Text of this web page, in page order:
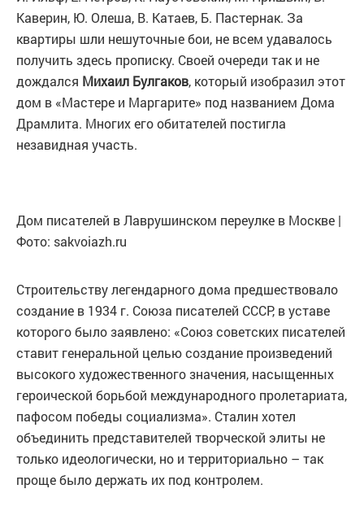
Каверин, Ю. Олеша, В. Катаев, Б. Пастернак. За
квартиры шли нешуточные бои, не всем удавалось
получить здесь прописку. Своей очереди так и не
дождался Михаил Булгаков, который изобразил этот
дом в «Мастере и Маргарите» под названием Дома
Драмлита. Многих его обитателей постигла
незавидная участь.
Дом писателей в Лаврушинском переулке в Москве |
Фото: sakvoiazh.ru
Строительству легендарного дома предшествовало
создание в 1934 г. Союза писателей СССР, в уставе
которого было заявлено: «Союз советских писателей
ставит генеральной целью создание произведений
высокого художественного значения, насыщенных
героической борьбой международного пролетариата,
пафосом победы социализма». Сталин хотел
объединить представителей творческой элиты не
только идеологически, но и территориально – так
проще было держать их под контролем.